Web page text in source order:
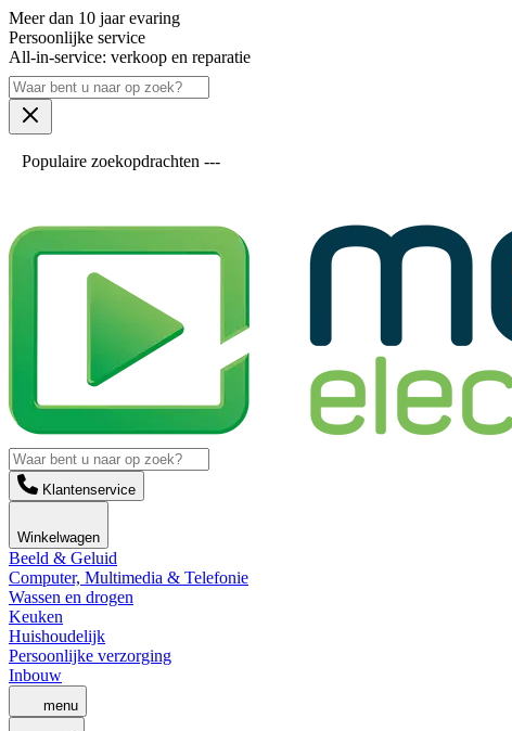
Meer dan 10 jaar evaring
Persoonlijke service
All-in-service: verkoop en reparatie
Populaire zoekopdrachten ---
Klantenservice
Winkelwagen
Beeld & Geluid
Computer, Multimedia & Telefonie
Wassen en drogen
Keuken
Huishoudelijk
Persoonlijke verzorging
Inbouw
menu